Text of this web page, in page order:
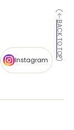
BACK TO TOP
Instagram